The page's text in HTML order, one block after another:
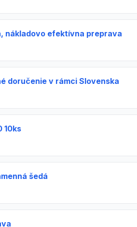
nákladovo efektívna preprava
doručenie v rámci Slovenska
10ks
šedá